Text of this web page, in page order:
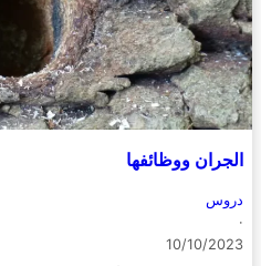
الجران ووظائفها
دروس
·
10/10/2023